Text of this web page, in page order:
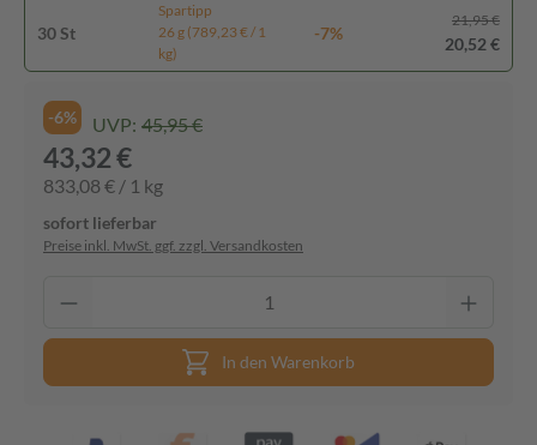
30 St
Spartipp
26 g (789,23 € / 1
kg)
-7%
21,95 €
20,52 €
-6% UVP: 45,95 €
43,32 €
833,08 € / 1 kg
sofort lieferbar
Preise inkl. MwSt. ggf. zzgl. Versandkosten
In den Warenkorb